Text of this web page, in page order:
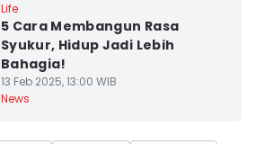
Life
5 Cara Membangun Rasa
Syukur, Hidup Jadi Lebih
Bahagia!
13 Feb 2025, 13:00 WIB
News